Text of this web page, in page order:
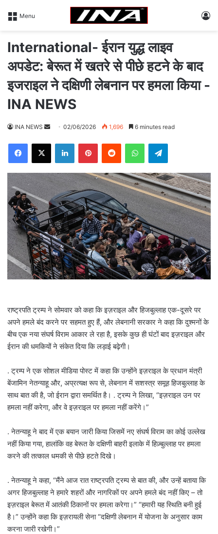
Menu
International- ईरान युद्ध लाइव
अपडेट: बेरूत में खतरे से पीछे हटने के बाद
इजराइल ने दक्षिणी लेबनान पर हमला किया -
INA NEWS
INA NEWS
d
a
n
e
m
a
i
l
02/06/2026 1,696 6 minutes read
राष्ट्रपति ट्रम्प ने सोमवार को कहा कि इज़राइल और हिजबुल्लाह एक-दूसरे पर
अपने हमले बंद करने पर सहमत हुए हैं, और लेबनानी सरकार ने कहा कि दुश्मनों के
बीच एक नया संघर्ष विराम आकार ले रहा है, इसके कुछ ही घंटों बाद इज़राइल और
ईरान की धमकियों ने संकेत दिया कि लड़ाई बढ़ेगी।
. ट्रम्प ने एक सोशल मीडिया पोस्ट में कहा कि उन्होंने इज़राइल के प्रधान मंत्री
बेंजामिन नेतन्याहू और, अप्रत्यक्ष रूप से, लेबनान में सशस्त्र समूह हिजबुल्लाह के
साथ बात की है, जो ईरान द्वारा समर्थित है। . ट्रम्प ने लिखा, “इज़राइल उन पर
हमला नहीं करेगा, और वे इज़राइल पर हमला नहीं करेंगे।”
. नेतन्याहू ने बाद में एक बयान जारी किया जिसमें नए संघर्ष विराम का कोई उल्लेख
नहीं किया गया, हालांकि वह बेरूत के दक्षिणी बाहरी इलाके में हिज़्बुल्लाह पर हमला
करने की तत्काल धमकी से पीछे हटते दिखे।
. नेतन्याहू ने कहा, “मैंने आज रात राष्ट्रपति ट्रम्प से बात की, और उन्हें बताया कि
अगर हिजबुल्लाह ने हमारे शहरों और नागरिकों पर अपने हमले बंद नहीं किए – तो
इज़राइल बेरूत में आतंकी ठिकानों पर हमला करेगा।” “हमारी यह स्थिति बनी हुई
है।” उन्होंने कहा कि इज़रायली सेना “दक्षिणी लेबनान में योजना के अनुसार काम
करना जारी रखेगी।”